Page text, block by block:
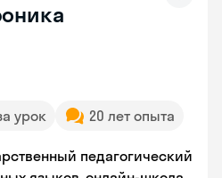
урок 20 лет опыта
педагогический